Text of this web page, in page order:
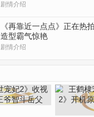
剧情介绍
《再靠近一点点》正在热
造型霸气惊艳
剧情介绍